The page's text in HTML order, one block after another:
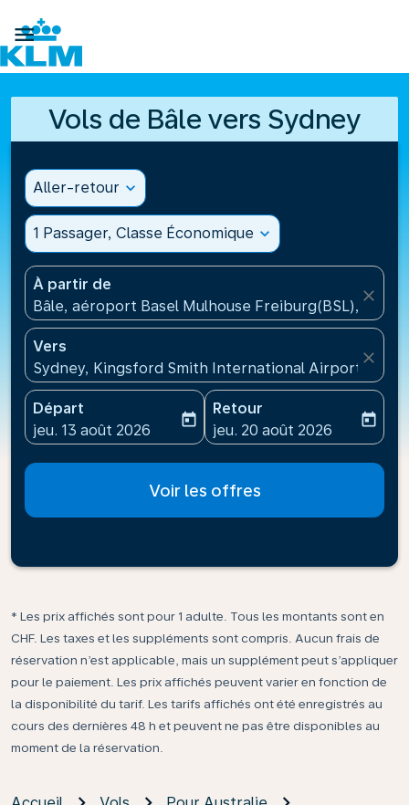

Vols de Bâle vers Sydney
Aller-retour expand_more
1 Passager, Classe Économique expand_more
À partir de
Bâle, aéroport Basel Mulhouse Freiburg(BSL), Suisse
close
Vers
Sydney, Kingsford Smith International
close
Départ
fc-booking-departure-date-aria-label
jeu. 13 août 2026
today
Retour
fc-booking-return-date-
jeu. 20 août 2026
today
Voir les offres
* Les prix affichés sont pour 1 adulte. Tous les montants sont en
CHF. Les taxes et les suppléments sont compris. Aucun frais de
réservation n’est applicable, mais un supplément peut s’appliquer
pour le paiement. Les prix affichés peuvent varier en fonction de
la disponibilité du tarif. Les tarifs affichés ont été enregistrés au
cours des dernières 48 h et peuvent ne pas être disponibles au
moment de la réservation.